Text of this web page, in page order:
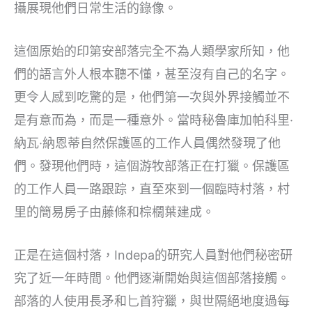
攝展現他們日常生活的錄像。
這個原始的印第安部落完全不為人類學家所知，他
們的語言外人根本聽不懂，甚至沒有自己的名字。
更令人感到吃驚的是，他們第一次與外界接觸並不
是有意而為，而是一種意外。當時秘魯庫加帕科里·
納瓦·納恩蒂自然保護區的工作人員偶然發現了他
們。發現他們時，這個游牧部落正在打獵。保護區
的工作人員一路跟踪，直至來到一個臨時村落，村
里的簡易房子由藤條和棕櫚葉建成。
正是在這個村落，Indepa的研究人員對他們秘密研
究了近一年時間。他們逐漸開始與這個部落接觸。
部落的人使用長矛和匕首狩獵，與世隔絕地度過每